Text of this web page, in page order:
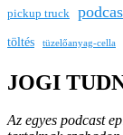
pickup truck
töltés
tüzelőanyag-cella
JOGI
Az egyes podcast